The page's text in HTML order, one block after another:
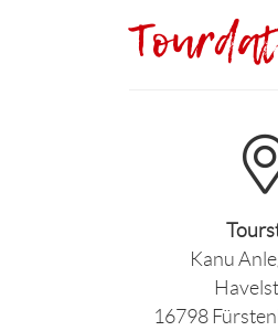
Kanu
16798